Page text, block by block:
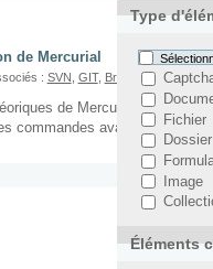
Type
Fichier
Dossier
Image
Éléments
de Mercurial
: SVN GIT, Branches BZR,
de Mercurial, puis
commandes avancées